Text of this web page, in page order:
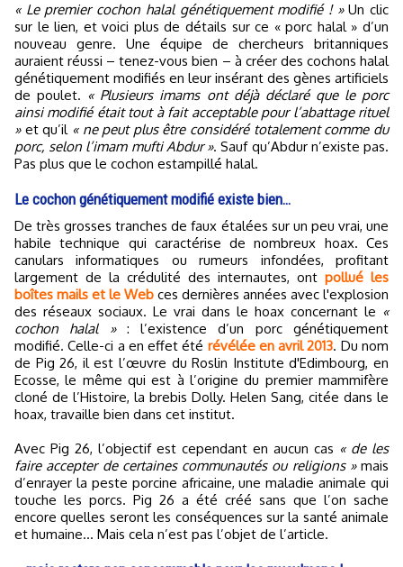
« Le premier cochon halal génétiquement modifié ! »Un clic
sur le lien, et voici plus de détails sur ce « porc halal » d’un
nouveau genre. Une équipe de chercheurs britanniques
auraient réussi – tenez-vous bien – à créer des cochons halal
génétiquement modifiés en leur insérant des gènes artificiels
de poulet. « Plusieurs imams ont déjà déclaré que le porc
ainsi modifié était tout à fait acceptable pour l’abattage rituel
»et qu’il « ne peut plus être considéré totalement comme du
porc, selon l’imam mufti Abdur ». Sauf qu’Abdur n’existe pas.
Pas plus que le cochon estampillé halal.
Le cochon génétiquement modifié existe bien…
De très grosses tranches de faux étalées sur un peu vrai, une
habile technique qui caractérise de nombreux hoax. Ces
canulars informatiques ou rumeurs infondées, profitant
largement de la crédulité des internautes, ont pollué les
boîtes mails et le Web ces dernières années avec l'explosion
des réseaux sociaux. Le vrai dans le hoax concernant le «
cochon halal »: l’existence d’un porc génétiquement
modifié. Celle-ci a en effet été révélée en avril 2013. Du nom
de Pig 26, il est l’œuvre du Roslin Institute d'Edimbourg, en
Ecosse, le même qui est à l’origine du premier mammifère
cloné de l’Histoire, la brebis Dolly. Helen Sang, citée dans le
hoax, travaille bien dans cet institut.
Avec Pig 26, l’objectif est cependant en aucun cas « de les
faire accepter de certaines communautés ou religions »mais
d’enrayer la peste porcine africaine, une maladie animale qui
touche les porcs. Pig 26 a été créé sans que l’on sache
encore quelles seront les conséquences sur la santé animale
et humaine… Mais cela n’est pas l’objet de l’article.